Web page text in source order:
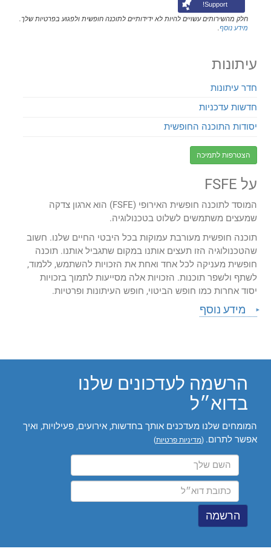
Support!
חלק מהשירותים עשויים להיות לא ידידותיים לתוכנה חופשית ולפגוע בפרטיות שלך.
מידע נוסף.
עיתונות
חדר עיתונות
חדשות עדכניות
יסודות התוכנה החופשית
הצטרפות לתמיכה
על FSFE
המוסד לתוכנה חופשית האירופי (FSFE) הוא ארגון צדקה
שמעצים משתמשים לשלוט בטכנולוגיה.
תוכנה חופשית מעורבת עמוקות בכל היבטי החיים שלנו. חשוב
שהטכנולוגיה הזו תעצים אותנו במקום שתגביל אותנו. תוכנה
חופשית מעניקה לכל אחד ואחת את הזכויות להשתמש, ללמוד,
לשתף ולשפר תוכנות. הזכויות אלה מסייעות לתמוך בזכויות
יסוד אחרות כמו חופש הביטוי, חופש העיתונות ופרטיות.
מידע נוסף
הרשמה לעדכונים שלנו
בדוא״ל
המומחים שלנו מעדכנים אותך בחדשות, אירועים, פעילויות, ואיך
אפשר לתרום. (מדיניות פרטיות)